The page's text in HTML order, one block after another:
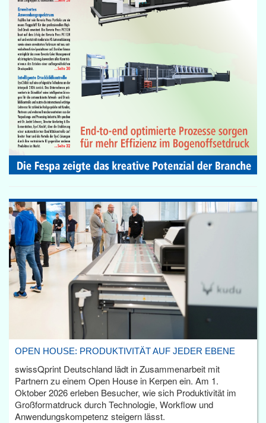
OPEN HOUSE: PRODUKTIVITÄT AUF JEDER EBENE
swissQprint Deutschland lädt in Zusammenarbeit mit
Partnern zu einem Open House in Kerpen ein. Am 1.
Oktober 2026 erleben Besucher, wie sich Produktivität im
Großformatdruck durch Technologie, Workflow und
Anwendungskompetenz steigern lässt.